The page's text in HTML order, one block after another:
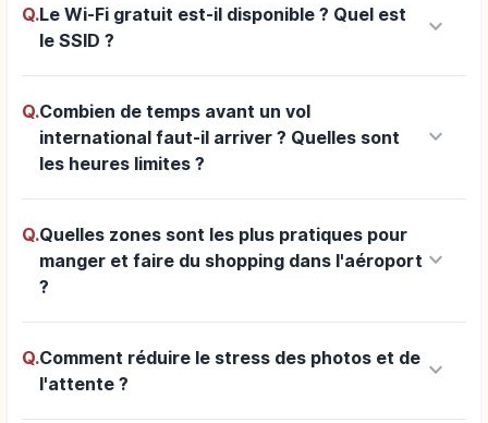
Q.Le Wi-Fi gratuit est-il disponible ? Quel est
le SSID ?
keyboard_arrow_down
Q.Combien de temps avant un vol
international faut-il arriver ? Quelles sont
les heures limites ?
keyboard_arrow_down
Q.Quelles zones sont les plus pratiques pour
manger et faire du shopping dans l'aéroport
?
keyboard_arrow_down
Q.Comment réduire le stress des photos et de
l'attente ?
keyboard_arrow_down